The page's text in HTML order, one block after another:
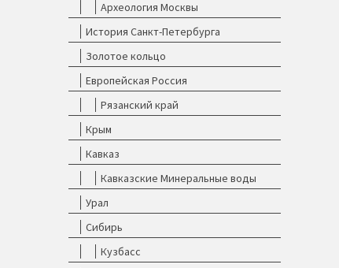
Археология Москвы
История Санкт-Петербурга
Золотое кольцо
Европейская Россия
Рязанский край
Крым
Кавказ
Кавказские Минеральные воды
Урал
Сибирь
Кузбасс